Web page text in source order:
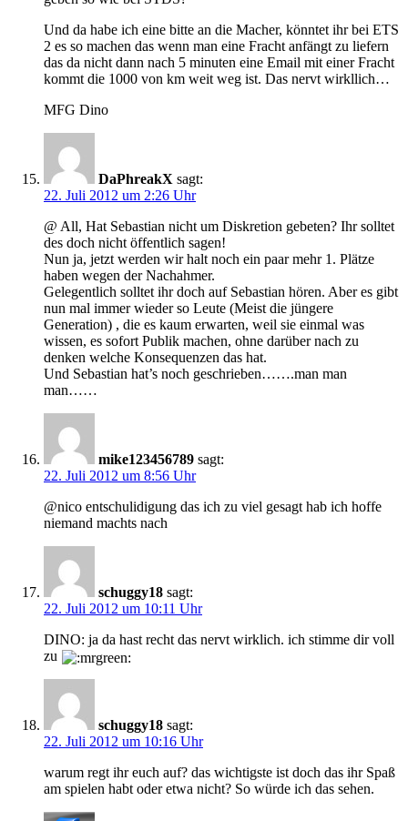
Und da habe ich eine bitte an die Macher, könntet ihr bei ETS
2 es so machen das wenn man eine Fracht anfängt zu liefern
das da nicht dann nach 5 minuten eine Email mit einer Fracht
kommt die 1000 von km weit weg ist. Das nervt wirkllich…
MFG Dino
DaPhreakX sagt:
22. Juli 2012 um 2:26 Uhr
@ All, Hat Sebastian nicht um Diskretion gebeten? Ihr solltet
des doch nicht öffentlich sagen!
Nun ja, jetzt werden wir halt noch ein paar mehr 1. Plätze
haben wegen der Nachahmer.
Gelegentlich solltet ihr doch auf Sebastian hören. Aber es gibt
nun mal immer wieder so Leute (Meist die jüngere
Generation) , die es kaum erwarten, weil sie einmal was
wissen, es sofort Publik machen, ohne darüber nach zu
denken welche Konsequenzen das hat.
Und Sebastian hat’s noch geschrieben…….man man
man……
mike123456789 sagt:
22. Juli 2012 um 8:56 Uhr
@nico entschulidigung das ich zu viel gesagt hab ich hoffe
niemand machts nach
schuggy18 sagt:
22. Juli 2012 um 10:11 Uhr
DINO: ja da hast recht das nervt wirklich. ich stimme dir voll
zu
schuggy18 sagt:
22. Juli 2012 um 10:16 Uhr
warum regt ihr euch auf? das wichtigste ist doch das ihr Spaß
am spielen habt oder etwa nicht? So würde ich das sehen.